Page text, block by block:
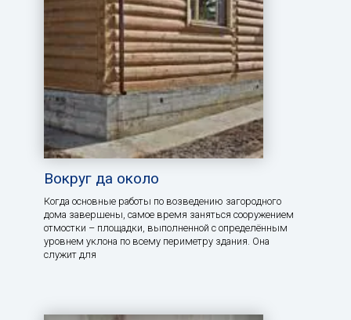
Вокруг да около
Когда основные работы по возведению загородного
дома завершены, самое время заняться сооружением
отмостки – площадки, выполненной с определённым
уровнем уклона по всему периметру здания. Она
служит для